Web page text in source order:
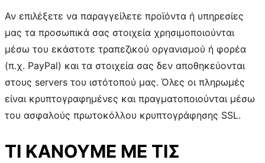
Αν επιλέξετε να παραγγείλετε προϊόντα ή υπηρεσίες
μας τα προσωπικά σας στοιχεία χρησιμοποιούνται
μέσω του εκάστοτε τραπεζικού οργανισμού ή φορέα
(π.χ. PayPal) και τα στοιχεία σας δεν αποθηκεύονται
στους servers του ιστότοπού μας. Όλες οι πληρωμές
είναι κρυπτογραφημένες και πραγματοποιούνται μέσω
του ασφαλούς πρωτοκόλλου κρυπτογράφησης SSL.
ΤΙ ΚΑΝΟΥΜΕ ΜΕ ΤΙΣ